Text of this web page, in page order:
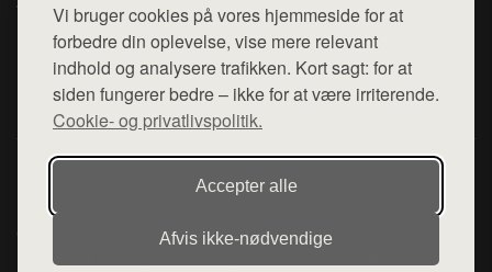
Vi bruger cookies på vores hjemmeside for at
forbedre din oplevelse, vise mere relevant
indhold og analysere trafikken. Kort sagt: for at
siden fungerer bedre – ikke for at være irriterende.
Cookie- og privatlivspolitik.
Accepter alle
Afvis ikke‑nødvendige
Top Rabatter
Blog
Kontakt
Mail: hej@want.dk
Cookie- og privatlivspolitik
Denne side er en del af want.dk, der udgiver en række
hjemmesider med præsentation af forskellige produkter fra
diverse webshops. Der sælges ikke varer fra denne side - vi
henviser til de shops, som sælger varen. Vi har heller ikke